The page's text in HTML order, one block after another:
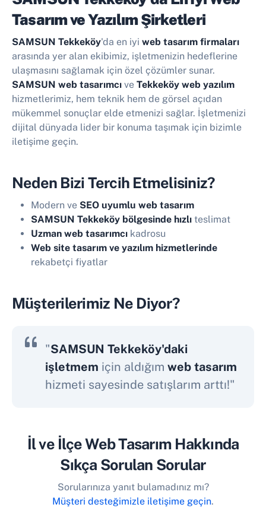
Tasarım ve Yazılım Şirketleri
SAMSUN Tekkeköy'da en iyi web tasarım firmaları
arasında yer alan ekibimiz, işletmenizin hedeflerine
ulaşmasını sağlamak için özel çözümler sunar.
SAMSUN web tasarımcı ve Tekkeköy web yazılım
hizmetlerimiz, hem teknik hem de görsel açıdan
mükemmel sonuçlar elde etmenizi sağlar. İşletmenizi
dijital dünyada lider bir konuma taşımak için bizimle
iletişime geçin.
Neden Bizi Tercih Etmelisiniz?
Modern ve SEO uyumlu web tasarım
SAMSUN Tekkeköy bölgesinde hızlı teslimat
Uzman web tasarımcı kadrosu
Web site tasarım ve yazılım hizmetlerinde
rekabetçi fiyatlar
Müşterilerimiz Ne Diyor?
"SAMSUN Tekkeköy'daki
işletmem için aldığım web tasarım
hizmeti sayesinde satışlarım arttı!"
İl ve İlçe Web Tasarım Hakkında
Sıkça Sorulan Sorular
Sorularınıza yanıt bulamadınız mı?
Müşteri desteğimizle iletişime geçin.